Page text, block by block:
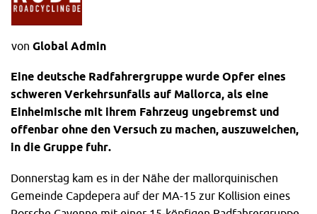
von Global Admin
Eine deutsche Radfahrergruppe wurde Opfer eines
schweren Verkehrsunfalls auf Mallorca, als eine
Einheimische mit ihrem Fahrzeug ungebremst und
offenbar ohne den Versuch zu machen, auszuweichen,
in die Gruppe fuhr.
Donnerstag kam es in der Nähe der mallorquinischen
Gemeinde Capdepera auf der MA-15 zur Kollision eines